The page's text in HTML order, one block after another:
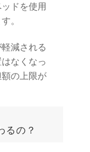
ドを使用
。
減される
なくなっ
の上限が
るの？